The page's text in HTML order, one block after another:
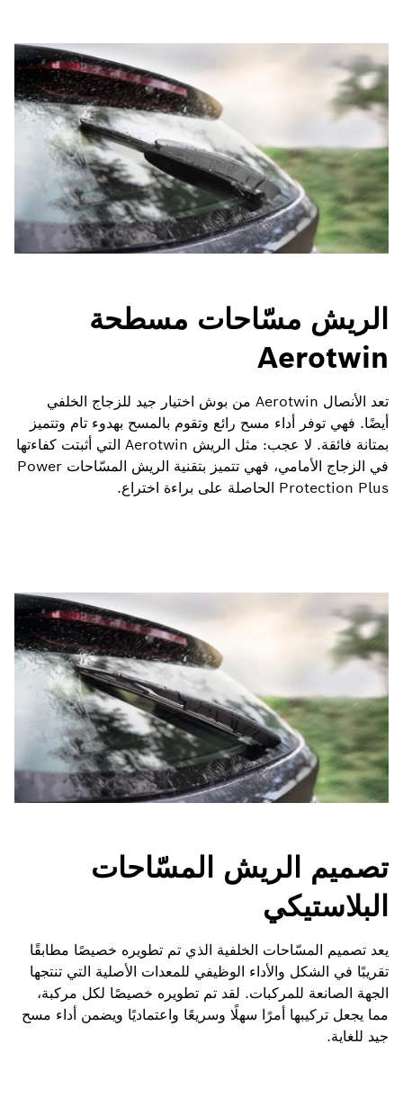
الريش مسّاحات مسطحة
Aerotwin
تعد الأنصال Aerotwin من بوش اختيار جيد للزجاج الخلفي
أيضًا. فهي توفر أداء مسح رائع وتقوم بالمسح بهدوء تام وتتميز
بمتانة فائقة. لا عجب: مثل الريش Aerotwin التي أثبتت كفاءتها
في الزجاج الأمامي، فهي تتميز بتقنية الريش المسّاحات Power
Protection Plus الحاصلة على براءة اختراع.
تصميم الريش المسّاحات
البلاستيكي
يعد تصميم المسّاحات الخلفية الذي تم تطويره خصيصًا مطابقًا
تقريبًا في الشكل والأداء الوظيفي للمعدات الأصلية التي تنتجها
الجهة الصانعة للمركبات. لقد تم تطويره خصيصًا لكل مركبة،
مما يجعل تركيبها أمرًا سهلًا وسريعًا واعتماديًا ويضمن أداء مسح
جيد للغاية.